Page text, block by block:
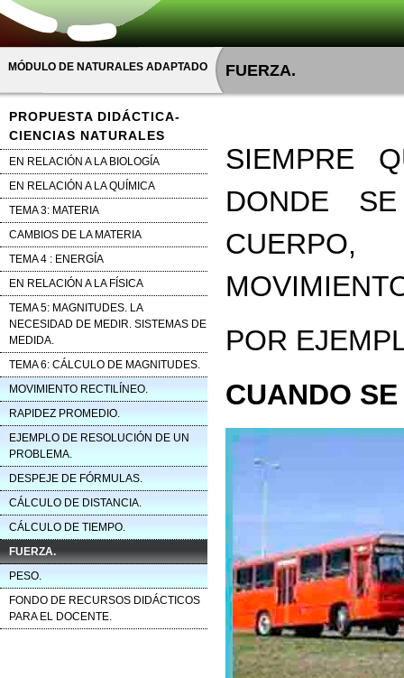
MÓDULO DE NATURALES ADAPTADO
PROPUESTA DIDÁCTICA-
CIENCIAS NATURALES
EN RELACIÓN A LA BIOLOGÍA
EN RELACIÓN A LA QUÍMICA
TEMA 3: MATERIA
CAMBIOS DE LA MATERIA
TEMA 4 : ENERGÍA
EN RELACIÓN A LA FÍSICA
TEMA 5: MAGNITUDES. LA
NECESIDAD DE MEDIR. SISTEMAS DE
MEDIDA.
TEMA 6: CÁLCULO DE MAGNITUDES.
MOVIMIENTO RECTILÍNEO.
RAPIDEZ PROMEDIO.
EJEMPLO DE RESOLUCIÓN DE UN
PROBLEMA.
DESPEJE DE FÓRMULAS.
CÁLCULO DE DISTANCIA.
CÁLCULO DE TIEMPO.
FUERZA.
PESO.
FONDO DE RECURSOS DIDÁCTICOS
PARA EL DOCENTE.
FUERZA.
SIEMPRE
DONDE
POR
CUANDO